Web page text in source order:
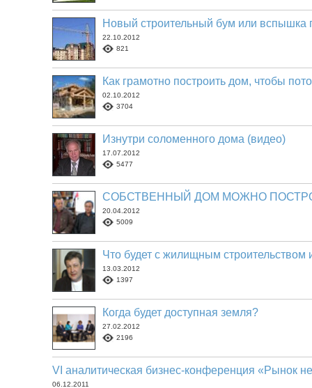
Новый строительный бум или вспышка
22.10.2012
821
Как грамотно построить дом, чтобы
02.10.2012
3704
Изнутри соломенного дома (видео)
17.07.2012
5477
СОБСТВЕННЫЙ ДОМ МОЖНО
20.04.2012
5009
Что будет с жилищным
13.03.2012
1397
Когда будет доступная земля?
27.02.2012
2196
VI аналитическая бизнес-конференция «Рынок
06.12.2011